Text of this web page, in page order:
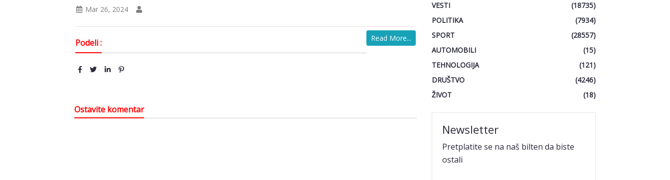
Mar 26, 2024
Read More...
Podeli :
Ostavite komentar
VESTI
(18735)
POLITIKA
(7934)
SPORT
(28557)
AUTOMOBILI
(15)
TEHNOLOGIJA
(121)
DRUŠTVO
(4246)
ŽIVOT
(18)
Newsletter
Pretplatite se na naš bilten da biste
ostali